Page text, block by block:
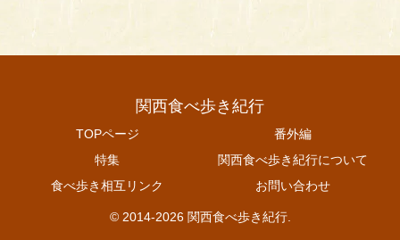
関西食べ歩き紀行
TOPページ
番外編
特集
関西食べ歩き紀行について
食べ歩き相互リンク
お問い合わせ
© 2014-2026 関西食べ歩き紀行.